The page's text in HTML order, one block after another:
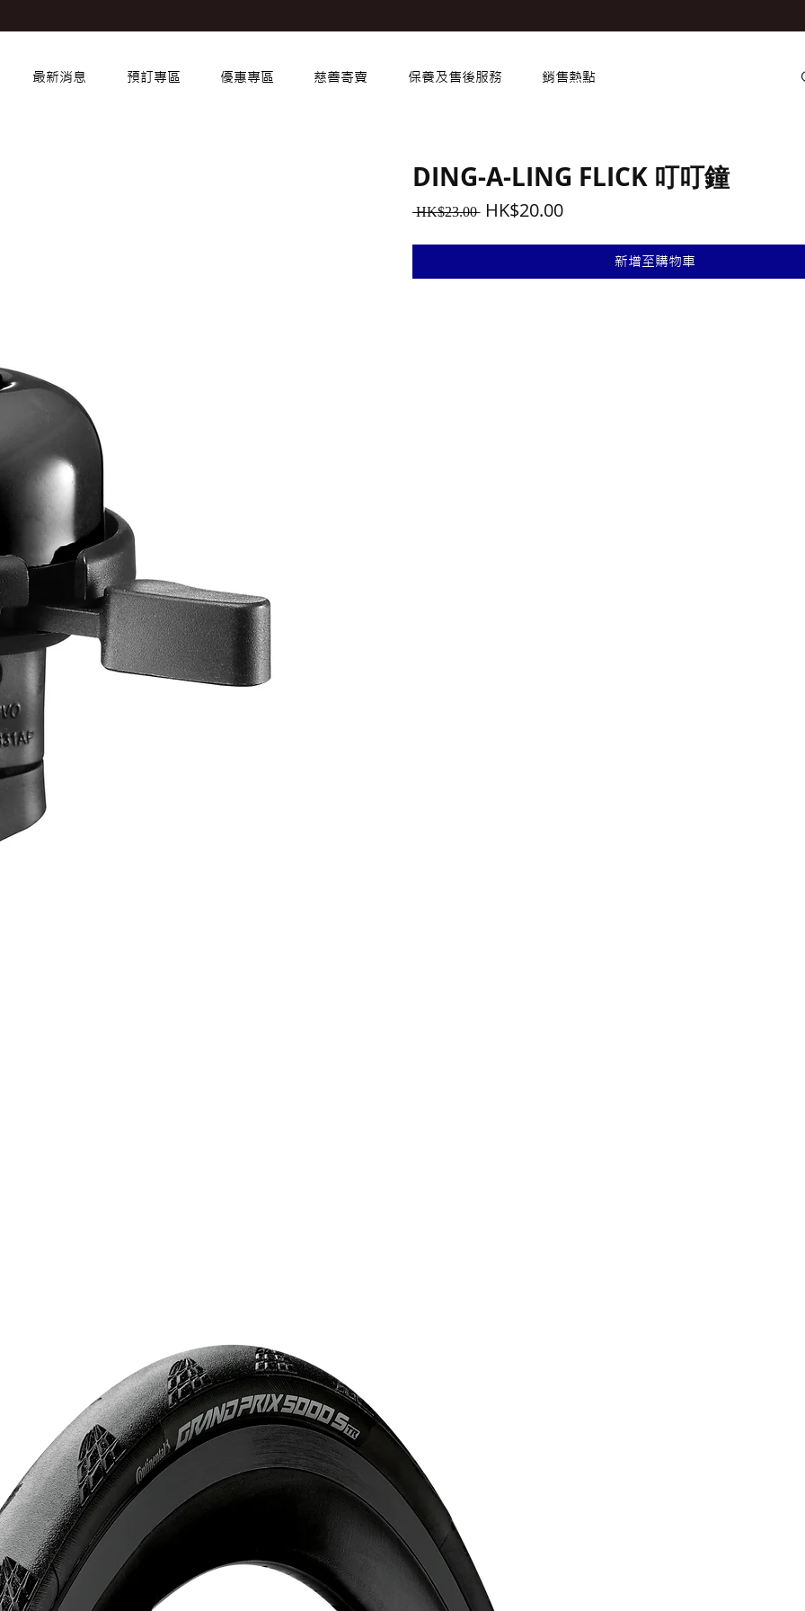
最新消息 預訂專區 優惠專區 慈善寄賣 保養及售後服務 銷售熱點
DING-A-LING FLICK 叮叮鐘
HK$23.00 一
格
HK$20.00促
格
新增至購物車